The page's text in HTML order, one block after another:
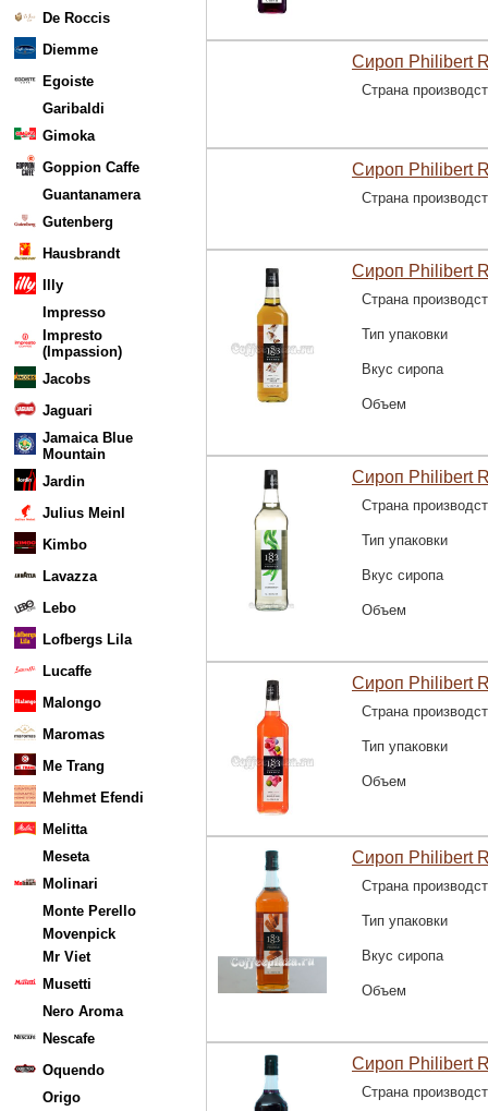
De Roccis
Diemme
Egoiste
Garibaldi
Gimoka
Goppion Caffe
Guantanamera
Gutenberg
Hausbrandt
Illy
Impresso
Impresto
(Impassion)
Jacobs
Jaguari
Jamaica Blue
Mountain
Jardin
Julius Meinl
Kimbo
Lavazza
Lebo
Lofbergs Lila
Lucaffe
Malongo
Maromas
Me Trang
Mehmet Efendi
Melitta
Meseta
Molinari
Monte Perello
Movenpick
Mr Viet
Musetti
Nero Aroma
Nescafe
Oquendo
Origo
Сироп Philibert
Страна
Сироп Philibert
Страна
Сироп Philibert
Страна
Тип упаковки
Вкус сиропа
Объем
Сироп Philibert
Страна
Тип упаковки
Вкус сиропа
Объем
Сироп Philibert
Страна
Тип упаковки
Объем
Сироп Philibert
Страна
Тип упаковки
Вкус сиропа
Объем
Сироп Philibert
Страна